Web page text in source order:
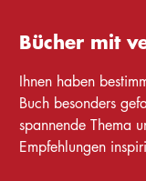
Bücher mit
Ihnen haben
Buch besonders
spannende Thema
Empfehlungen